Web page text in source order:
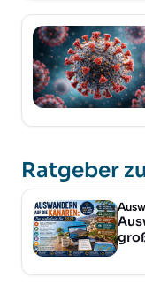
Ratgeber